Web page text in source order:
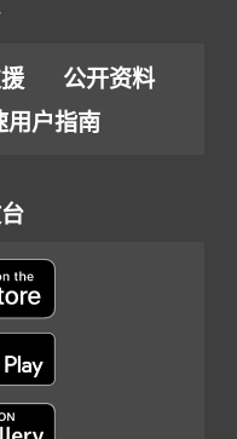
公开资料
用户指南